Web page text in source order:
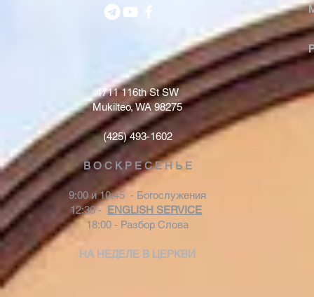
4711 116th St SW
Mukilteo, WA 98275
(425) 493-1602
В О С К Р Е С Е Н Ь Е
9:00 и 10:45 - Богослужения
12:30 - ENGLISH SERVICE
18:00 - Разбор Слова
НА НЕДЕЛЕ В ЦЕРКВИ